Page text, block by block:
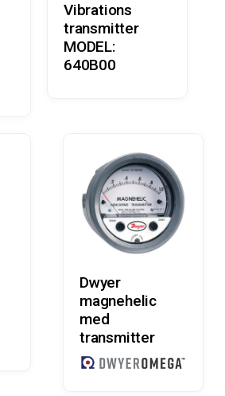
Vibrations
transmitter
MODEL:
640B00
Dwyer
magnehelic
med
transmitter